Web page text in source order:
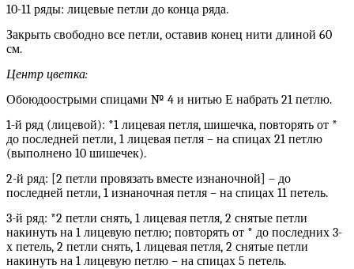
10-11 ряды: лицевые петли до конца ряда.
Закрыть свободно все петли, оставив конец нити длиной 60
см.
Центр цветка:
Обоюдоострыми спицами № 4 и нитью Е набрать 21 петлю.
1-й ряд (лицевой): *1 лицевая петля, шишечка, повторять от *
до последней петли, 1 лицевая петля – на спицах 21 петлю
(выполнено 10 шишечек).
2-й ряд: [2 петли провязать вместе изнаночной] – до
последней петли, 1 изнаночная петля – на спицах 11 петель.
3-й ряд: *2 петли снять, 1 лицевая петля, 2 снятые петли
накинуть на 1 лицевую петлю; повторять от * до последних 3-
х петель, 2 петли снять, 1 лицевая петля, 2 снятые петли
накинуть на 1 лицевую петлю – на спицах 5 петель.